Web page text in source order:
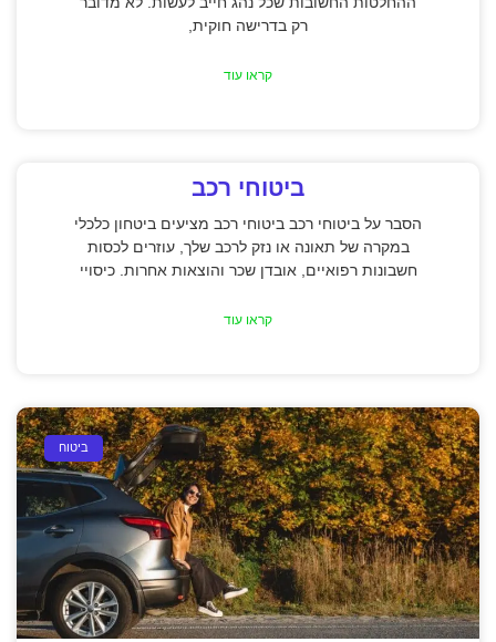
רק בדרישה חוקית,
קראו עוד
ביטוחי רכב
הסבר על ביטוחי רכב ביטוחי רכב מציעים ביטחון כלכלי
במקרה של תאונה או נזק לרכב שלך, עוזרים לכסות
חשבונות רפואיים, אובדן שכר והוצאות אחרות. כיסויי
קראו עוד
ביטוח